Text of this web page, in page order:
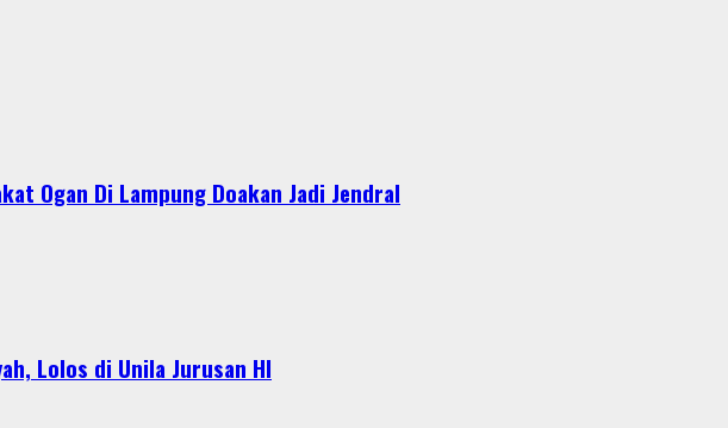
Ogan Di Lampung Doakan Jadi Jendral
Lolos di Unila Jurusan HI